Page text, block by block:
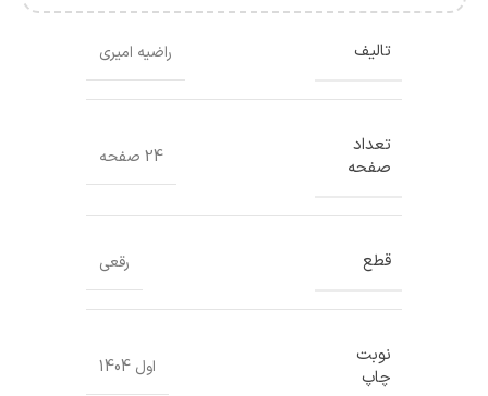
تالیف راضیه امیری
تعداد
صفحه
24 صفحه
قطع رقعی
نوبت
چاپ
اول 1404